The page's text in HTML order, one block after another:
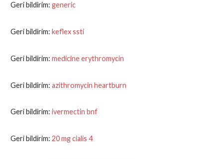
Geri bildirim: generic
Geri bildirim: keflex ssti
Geri bildirim: medicine erythromycin
Geri bildirim: azithromycin heartburn
Geri bildirim: ivermectin bnf
Geri bildirim: 20 mg cialis 4